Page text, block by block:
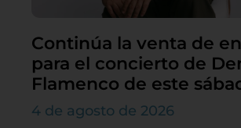
Continúa la venta de
para el concierto de
Flamenco de este
4 de agosto de 2026